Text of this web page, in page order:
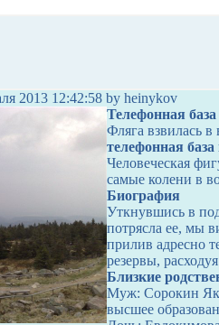
2013 12:42:58 by heinykov
Телефонная
Фляга взвилась
телефонная база
Человеческая
самые колени в
Биография
Уткнувшись в
потрясла ее, мы
прилив адресно
резервы,
Близкие
Муж: Сорокин
высшее